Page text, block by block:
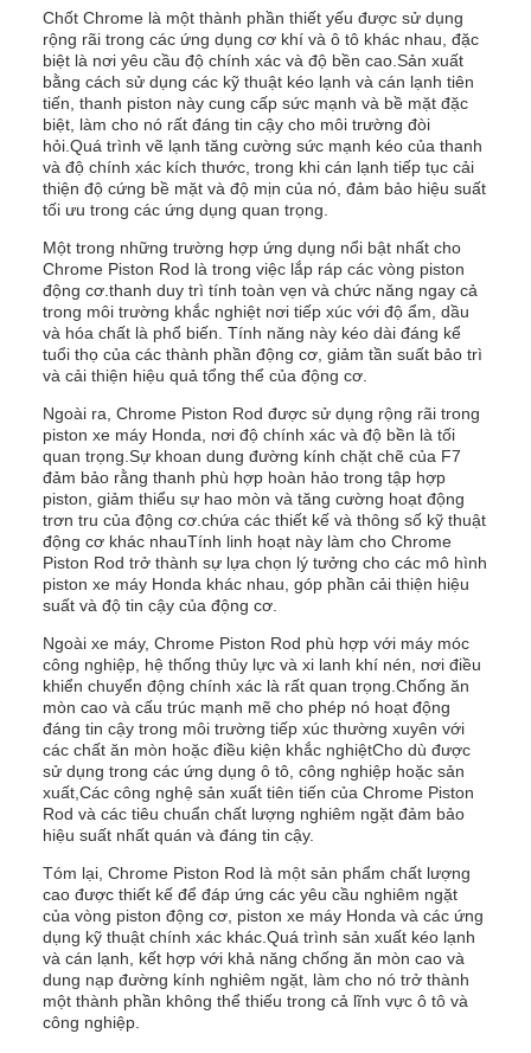
Chốt Chrome là một thành phần thiết yếu được sử dụng
rộng rãi trong các ứng dụng cơ khí và ô tô khác nhau, đặc
biệt là nơi yêu cầu độ chính xác và độ bền cao.Sản xuất
bằng cách sử dụng các kỹ thuật kéo lạnh và cán lạnh tiên
tiến, thanh piston này cung cấp sức mạnh và bề mặt đặc
biệt, làm cho nó rất đáng tin cậy cho môi trường đòi
hỏi.Quá trình vẽ lạnh tăng cường sức mạnh kéo của thanh
và độ chính xác kích thước, trong khi cán lạnh tiếp tục cải
thiện độ cứng bề mặt và độ mịn của nó, đảm bảo hiệu suất
tối ưu trong các ứng dụng quan trọng.
Một trong những trường hợp ứng dụng nổi bật nhất cho
Chrome Piston Rod là trong việc lắp ráp các vòng piston
động cơ.thanh duy trì tính toàn vẹn và chức năng ngay cả
trong môi trường khắc nghiệt nơi tiếp xúc với độ ẩm, dầu
và hóa chất là phổ biến. Tính năng này kéo dài đáng kể
tuổi thọ của các thành phần động cơ, giảm tần suất bảo trì
và cải thiện hiệu quả tổng thể của động cơ.
Ngoài ra, Chrome Piston Rod được sử dụng rộng rãi trong
piston xe máy Honda, nơi độ chính xác và độ bền là tối
quan trọng.Sự khoan dung đường kính chặt chẽ của F7
đảm bảo rằng thanh phù hợp hoàn hảo trong tập hợp
piston, giảm thiểu sự hao mòn và tăng cường hoạt động
trơn tru của động cơ.chứa các thiết kế và thông số kỹ thuật
động cơ khác nhauTính linh hoạt này làm cho Chrome
Piston Rod trở thành sự lựa chọn lý tưởng cho các mô hình
piston xe máy Honda khác nhau, góp phần cải thiện hiệu
suất và độ tin cậy của động cơ.
Ngoài xe máy, Chrome Piston Rod phù hợp với máy móc
công nghiệp, hệ thống thủy lực và xi lanh khí nén, nơi điều
khiển chuyển động chính xác là rất quan trọng.Chống ăn
mòn cao và cấu trúc mạnh mẽ cho phép nó hoạt động
đáng tin cậy trong môi trường tiếp xúc thường xuyên với
các chất ăn mòn hoặc điều kiện khắc nghiệtCho dù được
sử dụng trong các ứng dụng ô tô, công nghiệp hoặc sản
xuất,Các công nghệ sản xuất tiên tiến của Chrome Piston
Rod và các tiêu chuẩn chất lượng nghiêm ngặt đảm bảo
hiệu suất nhất quán và đáng tin cậy.
Tóm lại, Chrome Piston Rod là một sản phẩm chất lượng
cao được thiết kế để đáp ứng các yêu cầu nghiêm ngặt
của vòng piston động cơ, piston xe máy Honda và các ứng
dụng kỹ thuật chính xác khác.Quá trình sản xuất kéo lạnh
và cán lạnh, kết hợp với khả năng chống ăn mòn cao và
dung nạp đường kính nghiêm ngặt, làm cho nó trở thành
một thành phần không thể thiếu trong cả lĩnh vực ô tô và
công nghiệp.